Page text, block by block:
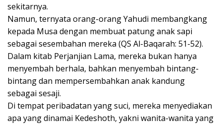
sekitarnya.
Namun, ternyata orang-orang Yahudi membangkang
kepada Musa dengan membuat patung anak sapi
sebagai sesembahan mereka (QS Al-Baqarah: 51-52).
Dalam kitab Perjanjian Lama, mereka bukan hanya
menyembah berhala, bahkan menyembah bintang-
bintang dan mempersembahkan anak kandung
sebagai sesaji.
Di tempat peribadatan yang suci, mereka menyediakan
apa yang dinamai Kedeshoth, yakni wanita-wanita yang